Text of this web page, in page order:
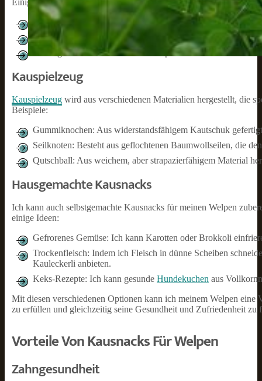
Einige Beispiele dafür sind:
Rinderhautknochen
: Hergestellt aus getrockneter
Kauwurzeln: Aus Hartholz gewonnen, bieten sie eine harte
Hirschgeweih: Als natürliche Abfallprodukte von Hirschen
Kauspielzeug
Kauspielzeug wird aus verschiedenen Materialien hergestellt, die
Beispiele:
Gummiknochen: Aus widerstandsfähigem Kautschuk
Seilknoten: Besteht aus geflochtenen Baumwollseilen, die
Qutschball: Aus weichem, aber strapazierfähigem Material
Hausgemachte Kausnacks
Ich kann auch selbstgemachte Kausnacks für meinen Welpen
einige Ideen:
Gefrorenes Gemüse: Ich kann Karotten oder Brokkoli
Trockenfleisch: Indem ich Fleisch in dünne Scheiben
Kauleckerli anbieten.
Keks-Rezepte: Ich kann gesunde Hundekuchen aus
Mit diesen verschiedenen Optionen kann ich meinem Welpen
zu erfüllen und gleichzeitig seine Gesundheit und Zufriedenheit zu
Vorteile Von Kausnacks Für Welpen
Zahngesundheit